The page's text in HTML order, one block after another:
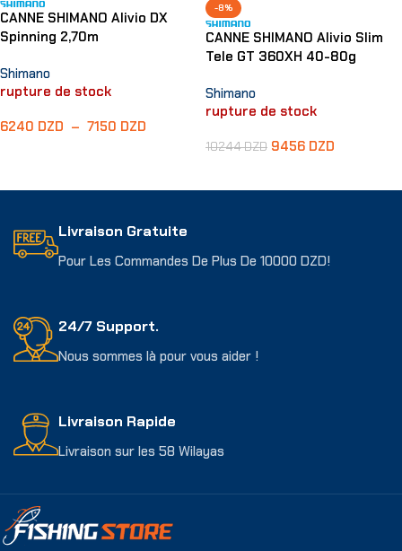
CANNE SHIMANO Alivio DX
Spinning 2,70m
Shimano
rupture de stock
6240 DZD – 7150 DZD
-8%
CANNE SHIMANO Alivio Slim
Tele GT 360XH 40-80g
Shimano
rupture de stock
10244DZD 9456 DZD
Livraison Gratuite
Pour Les Commandes De Plus De 10000 DZD!
24/7 Support.
Nous sommes là pour vous aider !
Livraison Rapide
Livraison sur les 58 Wilayas